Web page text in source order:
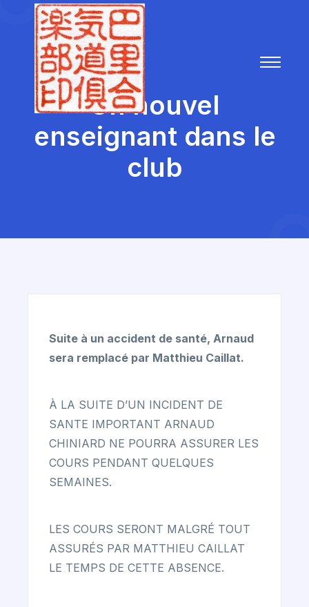
Un nouvel
enseignant dans le
club
Suite à un accident de santé, Arnaud
sera remplacé par Matthieu Caillat.
À LA SUITE D’UN INCIDENT DE
SANTE IMPORTANT ARNAUD
CHINIARD NE POURRA ASSURER LES
COURS PENDANT QUELQUES
SEMAINES.
LES COURS SERONT MALGRÉ TOUT
ASSURÉS PAR MATTHIEU CAILLAT
LE TEMPS DE CETTE ABSENCE.